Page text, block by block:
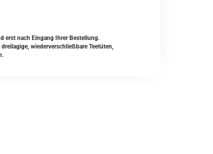
erst nach Eingang Ihrer Bestellung.
wiederverschließbare Teetüten,